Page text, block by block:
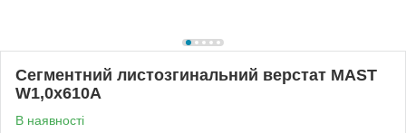
Сегментний листозгинальний верстат MAST
W1,0x610A
В наявності